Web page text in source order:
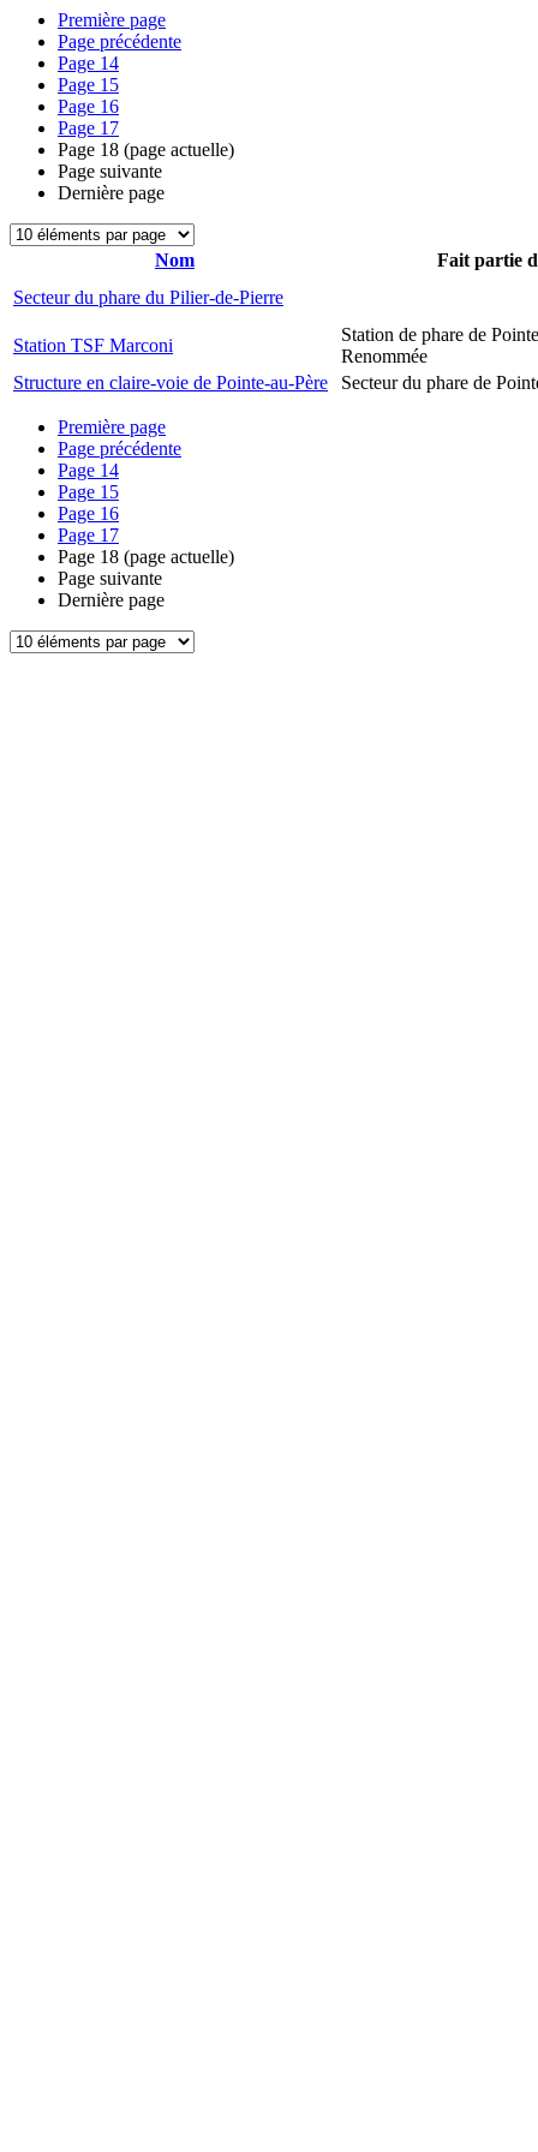
Première page
Page précédente
Page 14
Page 15
Page 16
Page 17
Page 18 (page actuelle)
Page suivante
Dernière page
Nom
Fait partie
Secteur du phare du Pilier-de-Pierre
Station TSF Marconi
Station de phare de
Renommée
Structure en claire-voie de Pointe-au-Père
Secteur du phare de
Première page
Page précédente
Page 14
Page 15
Page 16
Page 17
Page 18 (page actuelle)
Page suivante
Dernière page